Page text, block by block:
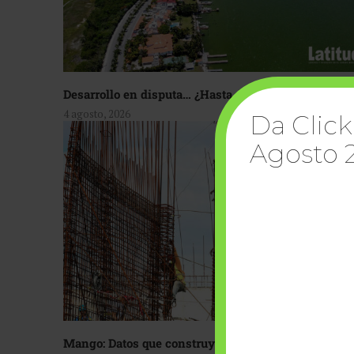
Desarrollo en disputa… ¿Hasta dónde crecer?
4 agosto, 2026
Mango: Datos que construyen confianza
Da
Agosto